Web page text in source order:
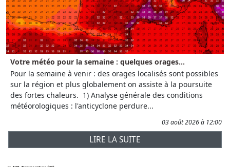
Votre météo pour la semaine : quelques orages...
Pour la semaine à venir : des orages localisés sont possibles
sur la région et plus globalement on assiste à la poursuite
des fortes chaleurs. 1) Analyse générale des conditions
météorologiques : l'anticyclone perdure...
03 août 2026 à 12:00
LIRE LA SUITE